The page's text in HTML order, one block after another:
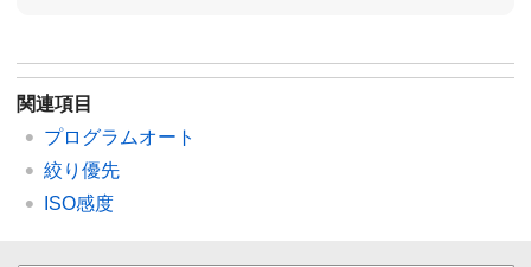
関連項目
プログラムオート
絞り優先
ISO感度